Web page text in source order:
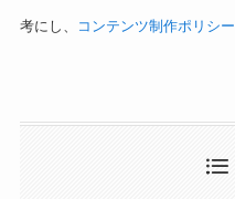
考にし、 コンテンツ制作ポリシー